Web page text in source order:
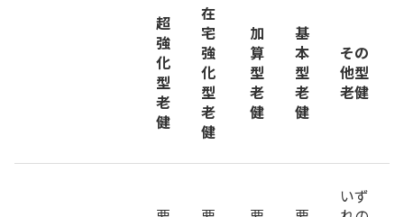
超
強
化
型
老
健
在
宅
強
化
型
老
健
加
算
型
老
健
基
本
型
老
健
その
他型
老健
いず